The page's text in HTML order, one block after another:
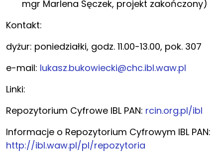
mgr Marlena Sęczek, projekt zakończony)
Kontakt:
dyżur: poniedziałki, godz. 11.00-13.00, pok. 307
e-mail: lukasz.bukowiecki@chc.ibl.waw.pl
Linki:
Repozytorium Cyfrowe IBL PAN: rcin.org.pl/ibl
Informacje o Repozytorium Cyfrowym IBL PAN:
http://ibl.waw.pl/pl/repozytoria